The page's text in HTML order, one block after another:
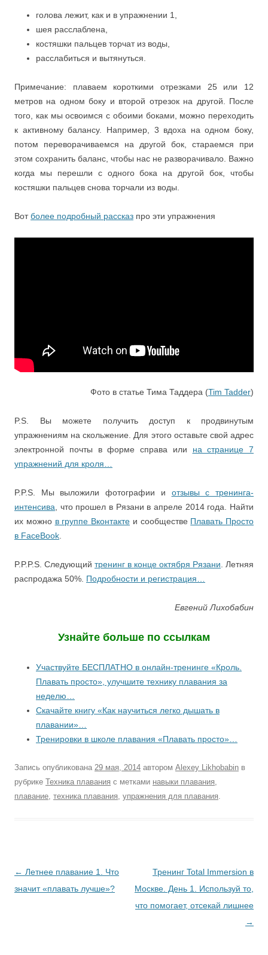
голова лежит, как и в упражнении 1,
шея расслаблена,
костяшки пальцев торчат из воды,
расслабиться и вытянуться.
Примечание: плаваем короткими отрезками 25 или 12
метров на одном боку и второй отрезок на другой. После
того, как мы освоимся с обоими боками, можно переходить
к активному балансу. Например, 3 вдоха на одном боку,
потом переворачиваемся на другой бок, стараемся при
этом сохранить баланс, чтобы нас не разворачивало. Важно
когда мы перешли с одного бока на другой бок, чтобы
костяшки пальцев снова торчали из воды.
Вотболее подробный рассказ про эти упражнения
Фото в статье Тима Таддера (Tim Tadder)
P.S. Вы можете получить доступ к продвинутым
упражнениям на скольжение. Для этого оставьте свой адрес
электронной почты в форме справа или на странице 7
упражнений для кроля…
P.P.S. Мы выложили фотографии и отзывы с тренинга-
интенсива, что прошел в Рязани в апреле 2014 года. Найти
их можно в группе Вконтакте и сообществе Плавать Просто
в FaceBook.
P.P.P.S. Следующий тренинг в конце октября Рязани. Летняя
распродажа 50%. Подробности и регистрация…
Евгений Лихобабин
Узнайте больше по ссылкам
Участвуйте БЕСПЛАТНО в онлайн-тренинге «Кроль.
Плавать просто», улучшите технику плавания за
неделю…
Скачайте книгу «Как научиться легко дышать в
плавании»…
Тренировки в школе плавания «Плавать просто»…
Запись опубликована 29 мая, 2014 автором Alexey Likhobabin в
рубрике Техника плавания с метками навыки плавания,
плавание, техника плавания, упражнения для плавания.
Навигация
по
← Летнее плавание 1. Что
значит «плавать лучше»?
Тренинг Total Immersion в
Москве. День 1. Используй то,
что помогает, отсекай лишнее
→